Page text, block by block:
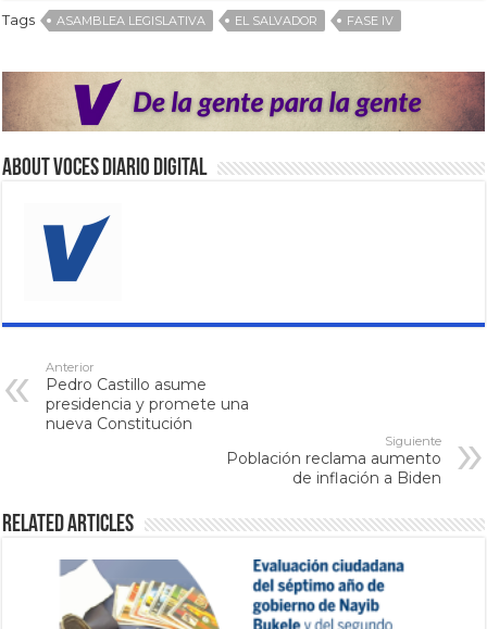
Tags ASAMBLEA LEGISLATIVA EL SALVADOR FASE IV
About VOCES Diario digital
Anterior
Pedro Castillo asume
presidencia y promete una
nueva Constitución
Siguiente
Población reclama aumento
de inflación a Biden
Related Articles